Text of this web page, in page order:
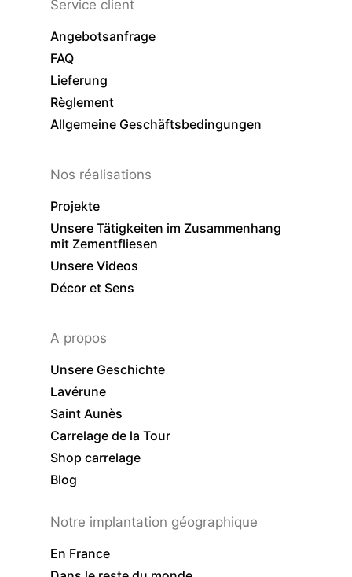
Service client
Angebotsanfrage
FAQ
Lieferung
Règlement
Allgemeine Geschäftsbedingungen
Nos réalisations
Projekte
Unsere Tätigkeiten im Zusammenhang
mit Zementfliesen
Unsere Videos
Décor et Sens
A propos
Unsere Geschichte
Lavérune
Saint Aunès
Carrelage de la Tour
Shop carrelage
Blog
Notre implantation géographique
En France